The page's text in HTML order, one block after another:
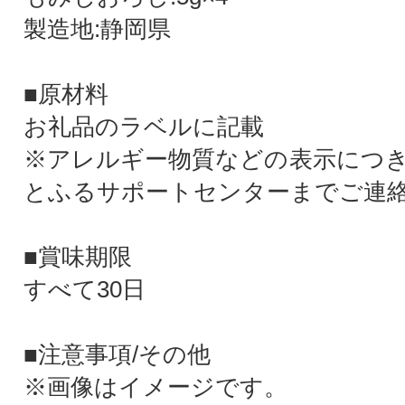
製造地:静岡県
■原材料
お礼品のラベルに記載
※アレルギー物質などの表示につ
とふるサポートセンターまでご連
■賞味期限
すべて30日
■注意事項/その他
※画像はイメージです。